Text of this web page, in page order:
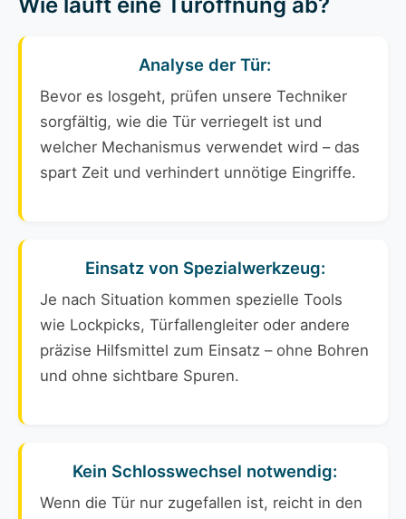
Wie läuft eine Türöffnung ab?
Analyse der Tür:
Bevor es losgeht, prüfen unsere Techniker
sorgfältig, wie die Tür verriegelt ist und
welcher Mechanismus verwendet wird – das
spart Zeit und verhindert unnötige Eingriffe.
Einsatz von Spezialwerkzeug:
Je nach Situation kommen spezielle Tools
wie Lockpicks, Türfallengleiter oder andere
präzise Hilfsmittel zum Einsatz – ohne Bohren
und ohne sichtbare Spuren.
Kein Schlosswechsel notwendig:
Wenn die Tür nur zugefallen ist, reicht in den